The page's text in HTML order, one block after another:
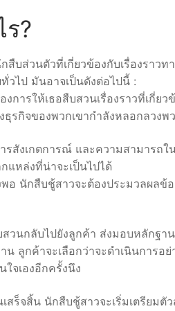
?
สืบส่วนตัวที่เกี่ยวข้องกับเรื่องรา
วไป มันอาจเป็นดังต่อไปนี้ :
การให้เธอสืบสวนเรื่องราวที่เกี่
รกิจของพวกเขากำลังหลอกลวงพ
สังเกตการณ์ และความสามารถ
แหล่งที่น่าจะเป็นไปได้
อ นักสืบชู้สาวจะต้องประมวลผลข้
สวนกลับไปยังลูกค้า ส่งมอบหลักฐ
ลูกค้าจะเลือกว่าจะดำเนินการอ
จเองอีกครั้งนึง
สร็จสิ้น นักสืบชู้สาวจะเริ่มเตรียมตั